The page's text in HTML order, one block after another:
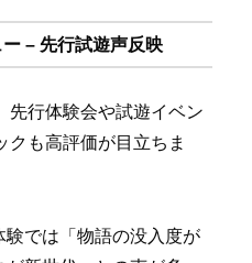
– 先行試遊声反映
先行体験会や試遊イベン
クも高評価が目立ちま
験では「物語の没入度が